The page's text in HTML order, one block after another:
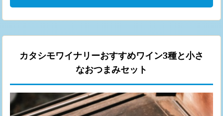
カタシモワイナリーおすすめワイン3種と小さ
なおつまみセット